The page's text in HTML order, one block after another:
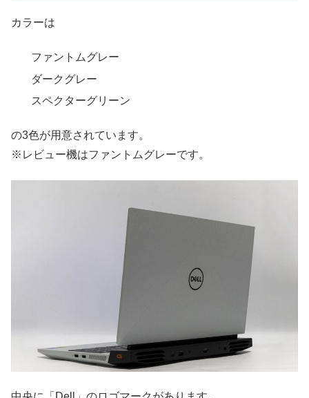
カラーは
ファントムグレー
ダークグレー
スペクターグリーン
の3色が用意されています。
※レビュー機はファントムグレーです。